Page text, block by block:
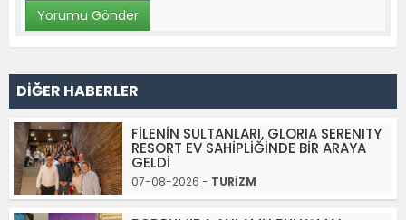
DİĞER HABERLER
FİLENİN SULTANLARI, GLORIA SERENITY
RESORT EV SAHİPLİĞİNDE BİR ARAYA
GELDİ
07-08-2026 - TURİZM